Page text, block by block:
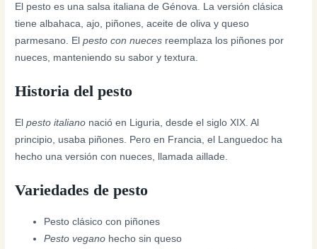
El pesto es una salsa italiana de Génova. La versión clásica
tiene albahaca, ajo, piñones, aceite de oliva y queso
parmesano. Elpesto con nueces reemplaza los piñones por
nueces, manteniendo su sabor y textura.
Historia del pesto
Elpesto italiano nació en Liguria, desde el siglo XIX. Al
principio, usaba piñones. Pero en Francia, el Languedoc ha
hecho una versión con nueces, llamada aillade.
Variedades de pesto
Pesto clásico con piñones
Pesto vegano hecho sin queso